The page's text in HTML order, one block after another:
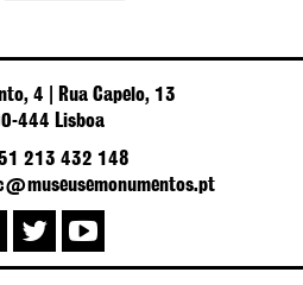
4 | Rua Capelo, 13
444 Lisboa
213 432 148